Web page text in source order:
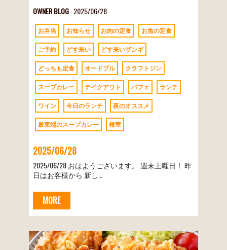
OWNER BLOG 2025/06/28
お弁当 お知らせ お肉の定食 お魚の定食
ご予約 どす来い どす来いザンギ
どっちも定食 オードブル クラフトジン
スープカレー テイクアウト パフェ ランチ
ワイン 今日のランチ 夜のオススメ
最東端のスープカレー 根室
2025/06/28
2025/06/28 おはようございます。 週末土曜日！ 昨
日はお客様から 新し…
MORE